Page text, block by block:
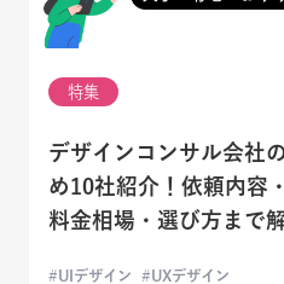
特集
デザインコンサル会社
め10社紹介！依頼内容
料金相場・選び方まで
UIデザイン UXデザイン